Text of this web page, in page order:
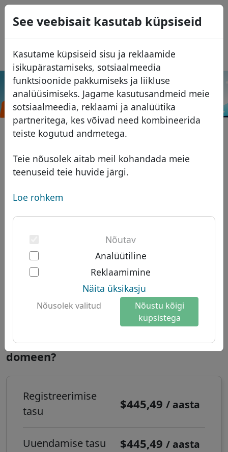
See veebisait kasutab küpsiseid
Kasutame küpsiseid sisu ja reklaamide
isikupärastamiseks, sotsiaalmeedia
funktsioonide pakkumiseks ja liikluse
analüüsimiseks. Jagame kasutusandmeid meie
sotsiaalmeedia, reklaami ja analüütika
partneritega, kes võivad need kombineerida
teiste kogutud andmetega.
Teie nõusolek aitab meil kohandada meie
teenuseid teie huvide järgi.
Loe rohkem
Nõutav
Analüütiline
Reklaamimine
Näita üksikasju
Nõusolek valitud
Nõustu kõigi
küpsistega
Domeenid
Domeeni andmebaas
Aafrika domeenid
Aasia domeenid
Euroopa domeenid
Lähis-Ida domeenid
Põhja-Ameerika domeenid
Lõuna-Ameerika domeenid
Austraalia domeenid
Hinnakiri
Soodustused
Üleandmine
Otsi
Teenused
ID Protect
DNS majutus
WHOIS
Kahefaktoriline autentimine
About Let's Domains
Miks Let's Domains?
Brändi kaitse
Kontakt
USD
EUR
GBP
Español
Français
Italiano
Português
Română
.八
卦
Otsi
Domeen .八卦 - Uued
Registreerimise aeg: Reaalajas
Kuidas registreerida .八卦 interneti
domeen?
Registreerimise
tasu
$445,49 / aasta
Uuendamise tasu $445,49 / aasta